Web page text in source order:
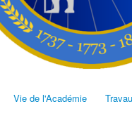
Vie de l'Académie